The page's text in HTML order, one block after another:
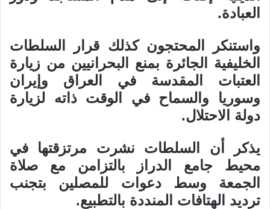
العبادة.
واستنكر المحتجون كذلك قرار السلطات
الخليفية الجائرة بمنع البحرانيين من زيارة
العتبات المقدسة في العراق وإيران
وسوريا والسماح في الوقت ذاته لزيارة
دولة الاحتلال.
يذكر أن السلطات نشرت مرتزقتها في
محيط جامع الدراز بالتزامن مع صلاة
الجمعة وسط دعوات للمصلين بتجنب
ترديد الهتافات المنددة بالتطبيع.